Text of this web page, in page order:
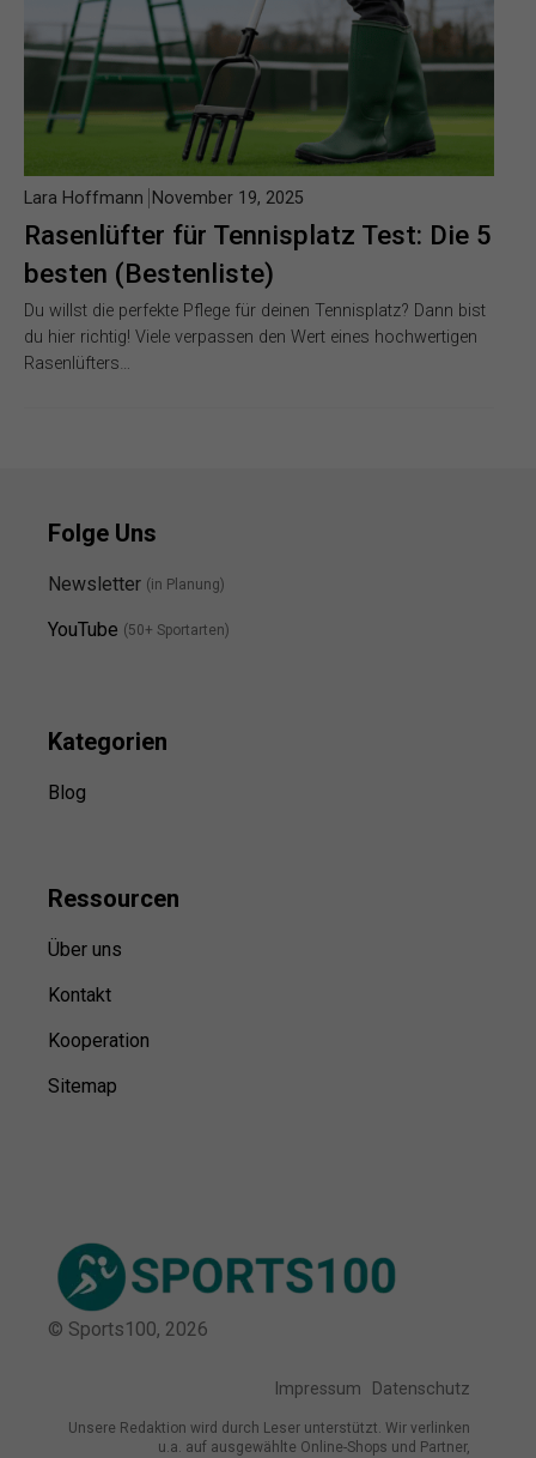
Rasenlüfter für Tennisplatz Test: Die 5
besten (Bestenliste)
Lara Hoffmann November 19, 2025
Du willst die perfekte Pflege für deinen Tennisplatz? Dann bist
du hier richtig! Viele verpassen den Wert eines hochwertigen
Rasenlüfters…
Folge Uns
Newsletter (in Planung)
YouTube (50+ Sportarten)
Kategorien
Blog
Ressourcen
Über uns
Kontakt
Kooperation
Sitemap
© Sports100, 2026
Impressum Datenschutz
Unsere Redaktion wird durch Leser unterstützt. Wir verlinken
u.a. auf ausgewählte Online-Shops und Partner,